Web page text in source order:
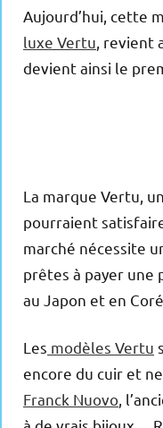
Aujourd’hui, cette
luxe Vertu ,
devient ainsi le
La marque Vertu,
pourraient
marché nécessite
prêtes à payer une
au Japon et en
Les modèles Vertu
encore du cuir et
Franck Nuovo ,